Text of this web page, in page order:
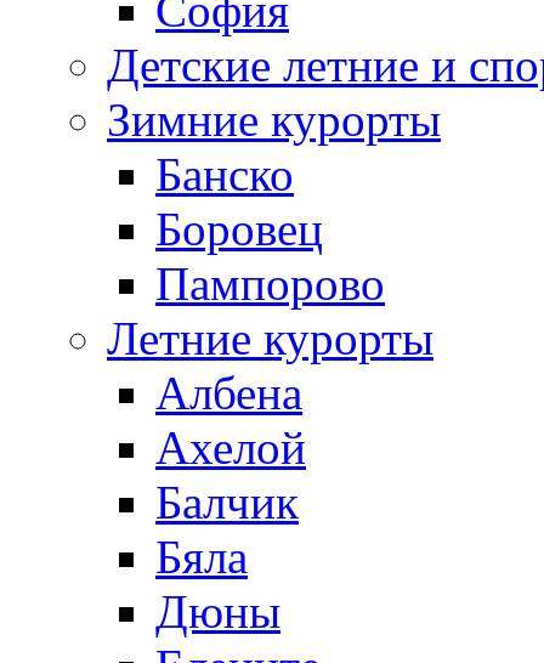
Детские летние и
Зимние курорты
Банско
Боровец
Пампорово
Летние курорты
Албена
Ахелой
Балчик
Бяла
Дюны